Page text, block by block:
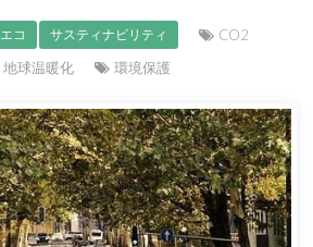
エコ サスティナビリティ
CO2
地球温暖化 環境保護